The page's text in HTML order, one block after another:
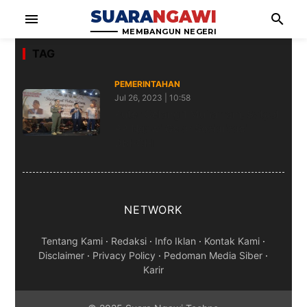
menu SUARANGAWI
MEMBANGUN NEGERI
search
TAG
PEMERINTAHAN
Jul 26, 2023 | 10:58
NETWORK
Tentang Kami · Redaksi · Info Iklan · Kontak Kami ·
Disclaimer · Privacy Policy · Pedoman Media Siber ·
Karir